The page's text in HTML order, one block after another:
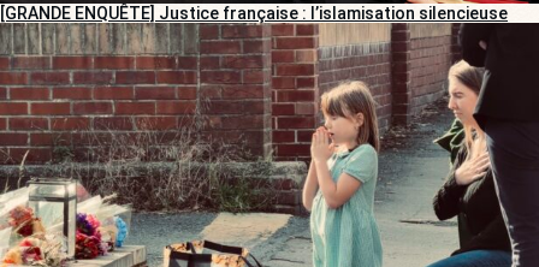
[GRANDE ENQUÊTE] Justice française : l’islamisation silencieuse